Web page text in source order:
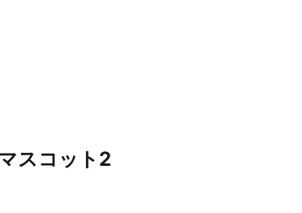
スコット2